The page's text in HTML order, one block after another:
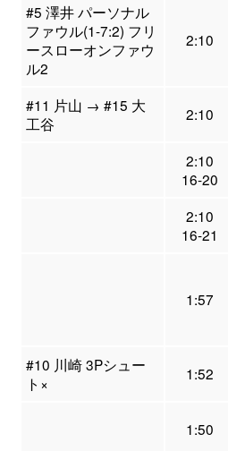
#5 澤井 パーソナル
ファウル(1-7:2) フリ
ースローオンファウ
ル2
2:10
#11 片山 → #15 大
工谷
2:10
2:10
16-20
2:10
16-21
1:57
#10 川崎 3Pシュー
ト×
1:52
1:50